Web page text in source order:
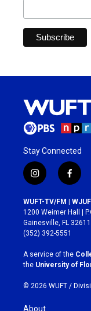
Stay Connected
i
n
s
t
a
g
r
a
m
f
a
c
e
b
o
k
WUFT-TV/FM |
1200 Weimer Hall |
Gainesville, FL 32611
(352) 392-5551
A service of the
the University of
© 2026 WUFT /
About